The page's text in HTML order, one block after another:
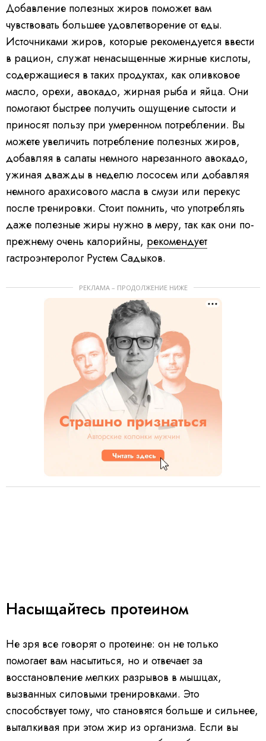
Добавление полезных жиров поможет вам
чувствовать большее удовлетворение от еды.
Источниками жиров, которые рекомендуется ввести
в рацион, служат ненасыщенные жирные кислоты,
содержащиеся в таких продуктах, как оливковое
масло, орехи, авокадо, жирная рыба и яйца. Они
помогают быстрее получить ощущение сытости и
приносят пользу при умеренном потреблении. Вы
можете увеличить потребление полезных жиров,
добавляя в салаты немного нарезанного авокадо,
ужиная дважды в неделю лососем или добавляя
немного арахисового масла в смузи или перекус
после тренировки. Стоит помнить, что употреблять
даже полезные жиры нужно в меру, так как они по-
прежнему очень калорийны, рекомендует
гастроэнтеролог Рустем Садыков.
РЕКЛАМА – ПРОДОЛЖЕНИЕ НИЖЕ
Насыщайтесь протеином
Не зря все говорят о протеине: он не только
помогает вам насытиться, но и отвечает за
восстановление мелких разрывов в мышцах,
вызванных силовыми тренировками. Это
способствует тому, что становятся больше и сильнее,
выталкивая при этом жир из организма. Если вы